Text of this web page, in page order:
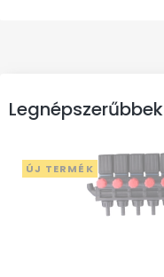
Legnépszerűbbek
ÚJ TERMÉK